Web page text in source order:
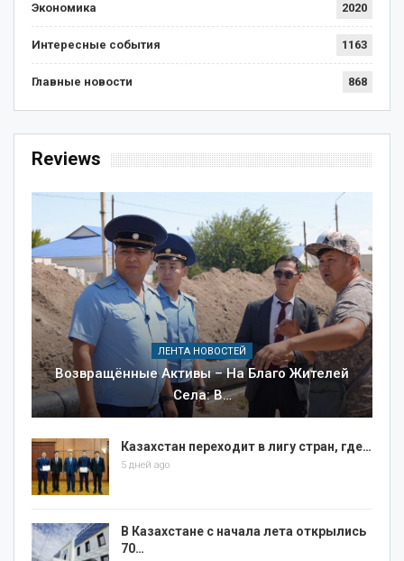
Экономика 2020
Интересные события 1163
Главные новости 868
Reviews
ЛЕНТА НОВОСТЕЙ
Возвращённые Активы – На Благо Жителей
Села: В…
Казахстан переходит в лигу стран, где…
5 дней ago
В Казахстане с начала лета открылись
70…